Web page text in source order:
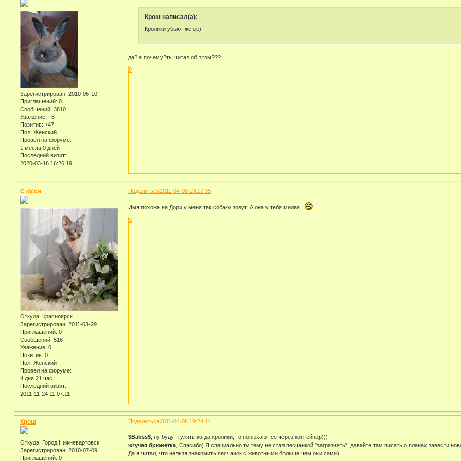
Зарегистрирован: 2010-06-10
Приглашений: 0
Сообщений: 3810
Уважение: +6
Позитив: +47
Пол: Женский
Провел на форуме:
1 месяц 0 дней
Последний визит:
2020-03-16 16:26:19
Крош написал(а):
Кролики убьют же ее)
да? а почему?ты читал об этом???
0
Поделиться2011-04-08 19:17:35
Ст@ся
Откуда: Красноярск
Зарегистрирован: 2011-03-29
Приглашений: 0
Сообщений: 516
Уважение: 0
Позитив: 0
Пол: Женский
Провел на форуме:
4 дня 21 час
Последний визит:
2011-11-24 11:07:11
Имя похоже на Дори у меня так собаку зовут. А она у тебя милая.
0
Поделиться2011-04-08 19:24:14
Крош
Откуда: Город Нижневартовск
Зарегистрирован: 2010-07-09
Приглашений: 0
$Bakss$, ну будут гулять когда кролики, то понюхают ее через контейнер)))
жгучая брюнетка, Спасибо) Я специально ту тему не стал песчанкой "загрязнять", давайте там писать о планах завести
Да я читал, что нельзя знакомить песчанок с животными больше чем они сами)